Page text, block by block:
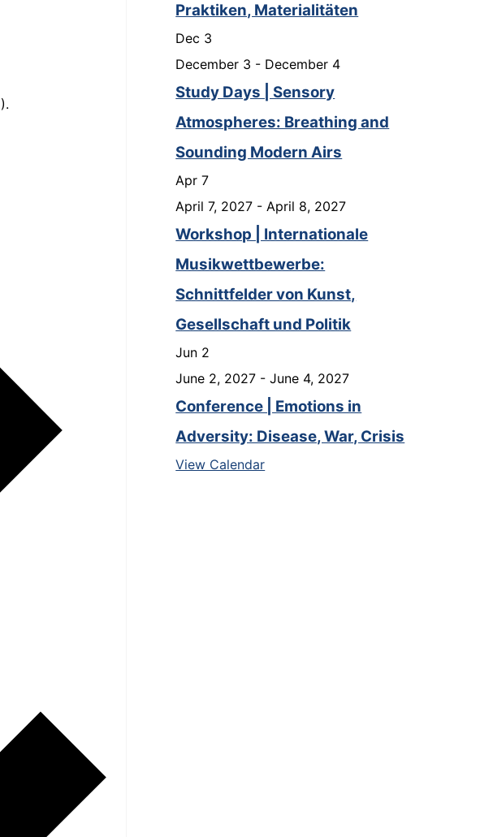
Praktiken, Materialitäten
Dec 3
December 3 - December 4
Study Days | Sensory
Atmospheres: Breathing and
Sounding Modern Airs
Apr7
April 7, 2027 -April 8, 2027
Workshop | Internationale
Musikwettbewerbe:
Schnittfelder von Kunst,
Gesellschaft und Politik
Jun 2
June 2, 2027 -June 4, 2027
Conference | Emotions in
Adversity: Disease, War, Crisis
View Calendar